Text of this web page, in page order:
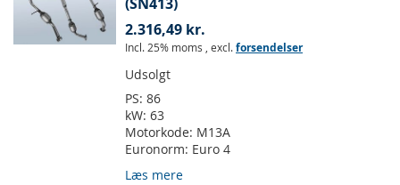
2.316,49 kr.
Incl. 25% moms , excl.forsendelser
Udsolgt
PS: 86
kW: 63
Motorkode: M13A
Euronorm: Euro 4
Læs mere